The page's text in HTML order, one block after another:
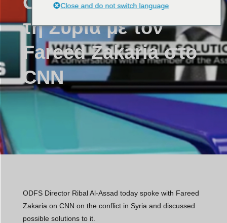
τη Συρία με τον
Fareed Zakaria στο
CNN
ODFS Director Ribal Al-Assad today spoke with Fareed
Zakaria on CNN on the conflict in Syria and discussed
possible solutions to it.
Close and do not switch language